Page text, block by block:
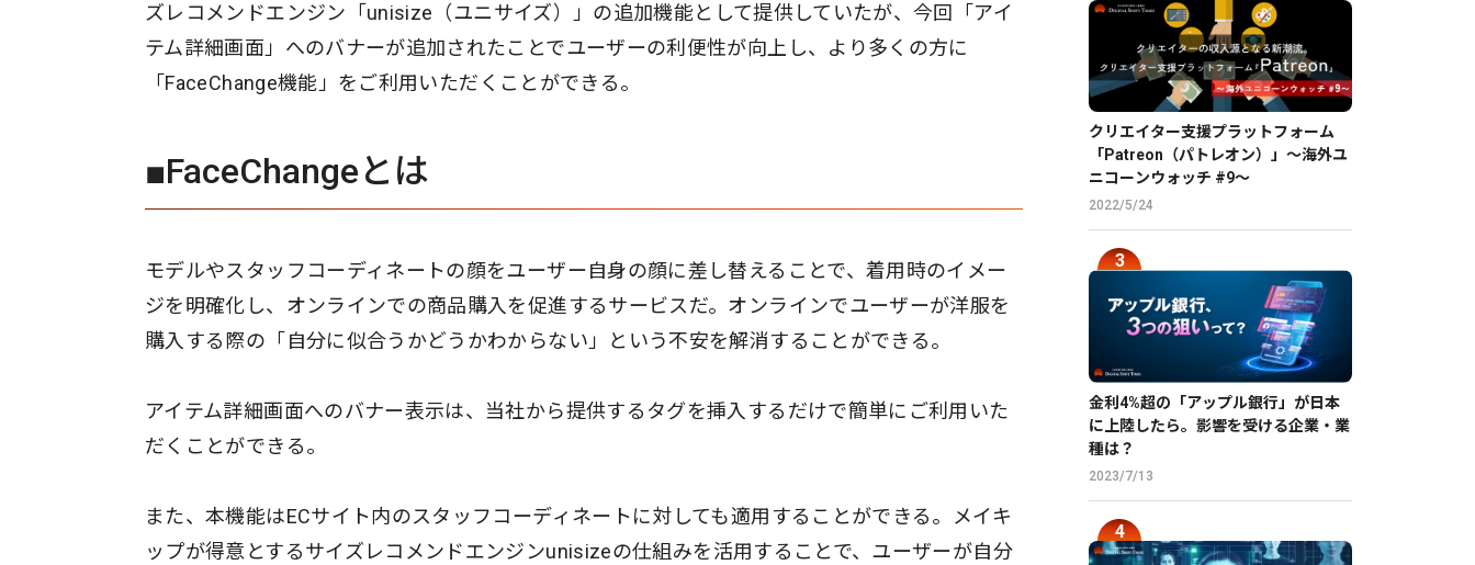
ズレコメンドエンジン「unisize（ユニサイズ）」の追加機能として提供していたが、今回「アイ
テム詳細画面」へのバナーが追加されたことでユーザーの利便性が向上し、より多くの方に
「FaceChange機能」をご利用いただくことができる。
■FaceChangeとは
モデルやスタッフコーディネートの顔をユーザー自身の顔に差し替えることで、着用時のイメー
ジを明確化し、オンラインでの商品購入を促進するサービスだ。オンラインでユーザーが洋服を
購入する際の「自分に似合うかどうかわからない」という不安を解消することができる。
アイテム詳細画面へのバナー表示は、当社から提供するタグを挿入するだけで簡単にご利用いた
だくことができる。
また、本機能はECサイト内のスタッフコーディネートに対しても適用することができる。メイキ
ップが得意とするサイズレコメンドエンジンunisizeの仕組みを活用することで、ユーザーが自分
クリエイター支援プラットフォーム
「Patreon（パトレオン）」〜海外ユ
ニコーンウォッチ #9〜
2022/5/24
金利4%超の「アップル銀行」が日本
に上陸したら。影響を受ける企業・業
種は？
2023/7/13